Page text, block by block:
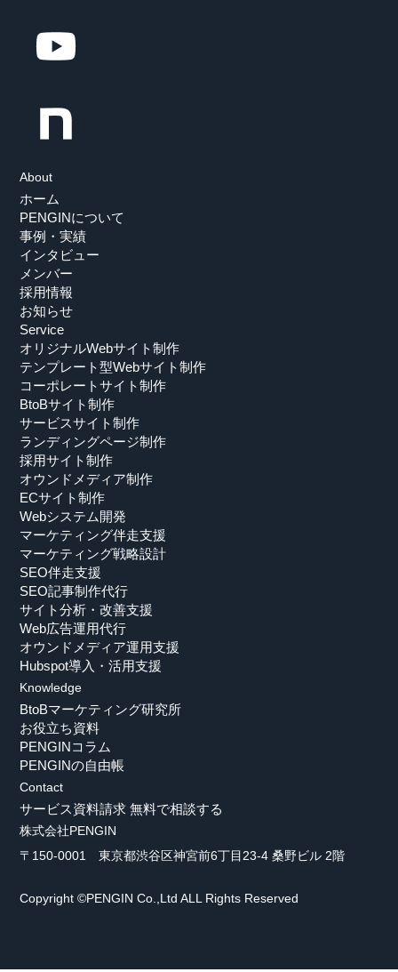
About
ホーム
PENGINについて
事例・実績
インタビュー
メンバー
採用情報
お知らせ
Service
オリジナルWebサイト制作
テンプレート型Webサイト制作
コーポレートサイト制作
BtoBサイト制作
サービスサイト制作
ランディングページ制作
採用サイト制作
オウンドメディア制作
ECサイト制作
Webシステム開発
マーケティング伴走支援
マーケティング戦略設計
SEO伴走支援
SEO記事制作代行
サイト分析・改善支援
Web広告運用代行
オウンドメディア運用支援
Hubspot導入・活用支援
Knowledge
BtoBマーケティング研究所
お役立ち資料
PENGINコラム
PENGINの自由帳
Contact
サービス資料請求 無料で相談する
株式会社PENGIN
〒150-0001 東京都渋谷区神宮前6丁目23-4 桑野ビル 2階
Copyright ©PENGIN Co.,Ltd ALL Rights Reserved